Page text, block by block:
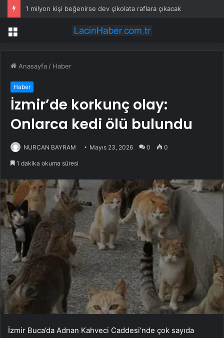
1 milyon kişi beğenirse dev çikolata raflara çıkacak
Menü
Anasayfa / Haber
Haber
İzmir’de korkunç olay:
Onlarca kedi ölü bulundu
NURCAN BAYRAM Mayıs 23, 2026 0 0
1 dakika okuma süresi
İzmir Buca’da Adnan Kahveci Caddesi’nde çok sayıda